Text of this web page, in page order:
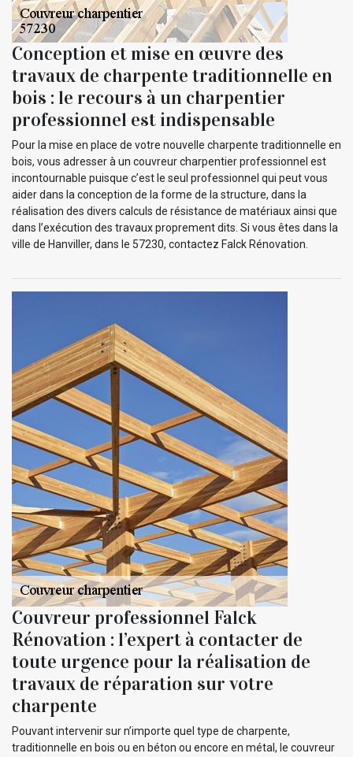
Conception et mise en œuvre des
travaux de charpente traditionnelle en
bois : le recours à un charpentier
professionnel est indispensable
Pour la mise en place de votre nouvelle charpente traditionnelle en
bois, vous adresser à un couvreur charpentier professionnel est
incontournable puisque c’est le seul professionnel qui peut vous
aider dans la conception de la forme de la structure, dans la
réalisation des divers calculs de résistance de matériaux ainsi que
dans l’exécution des travaux proprement dits. Si vous êtes dans la
ville de Hanviller, dans le 57230, contactez Falck Rénovation.
Couvreur professionnel Falck
Rénovation : l’expert à contacter de
toute urgence pour la réalisation de
travaux de réparation sur votre
charpente
Pouvant intervenir sur n’importe quel type de charpente,
traditionnelle en bois ou en béton ou encore en métal, le couvreur